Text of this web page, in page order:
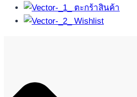
ตะกร้าสินค้า
Wishlist